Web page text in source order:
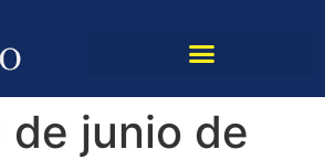
de junio de